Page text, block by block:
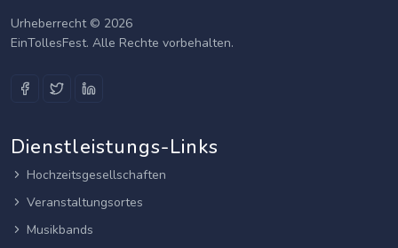
Urheberrecht © 2026
EinTollesFest. Alle Rechte vorbehalten.
Dienstleistungs-Links
Hochzeitsgesellschaften
Veranstaltungsortes
Musikbands